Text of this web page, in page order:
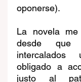
oponerse).
La novela
desde que
obligado a
justo al